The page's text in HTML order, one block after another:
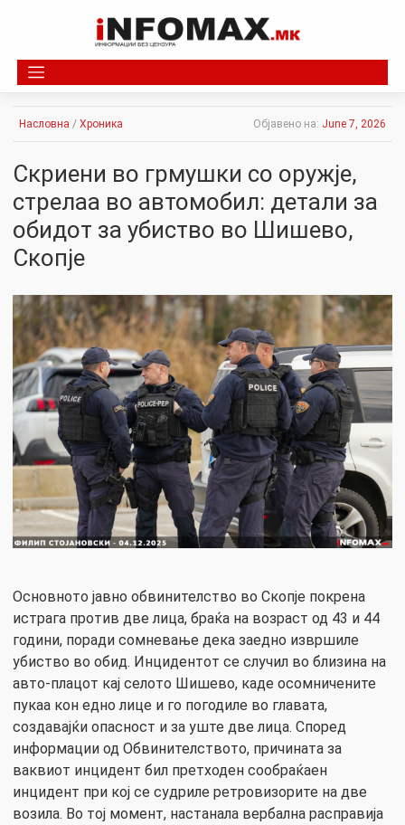
Насловна / Хроника Објавено на: June 7, 2026
Скриени во грмушки со оружје,
стрелаа во автомобил: детали за
обидот за убиство во Шишево,
Скопје
Основното јавно обвинителство во Скопје покрена
истрага против две лица, браќа на возраст од 43 и 44
години, поради сомневање дека заедно извршиле
убиство во обид. Инцидентот се случил во близина на
авто-плацот кај селото Шишево, каде осомничените
пукаа кон едно лице и го погодиле во главата,
создавајќи опасност и за уште две лица. Според
информации од Обвинителството, причината за
ваквиот инцидент бил претходен сообраќаен
инцидент при кој се судриле ретровизорите на две
возила. Во тој момент, настанала вербална расправија